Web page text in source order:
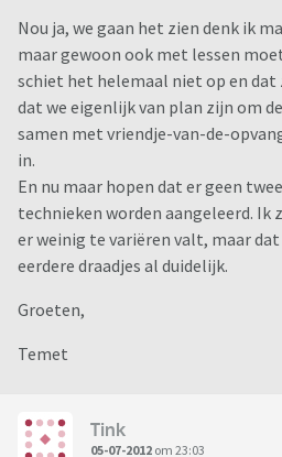
Nou ja, we gaan het zien denk ik
maar gewoon ook met lessen
schiet het helemaal niet op en dat
dat we eigenlijk van plan zijn om
samen met vriendje-van-de-
in.
En nu maar hopen dat er geen
technieken worden aangeleerd. Ik
er weinig te variëren valt, maar
eerdere draadjes al duidelijk.
Groeten,
Temet
Tink
05-07-2012 om 23:03